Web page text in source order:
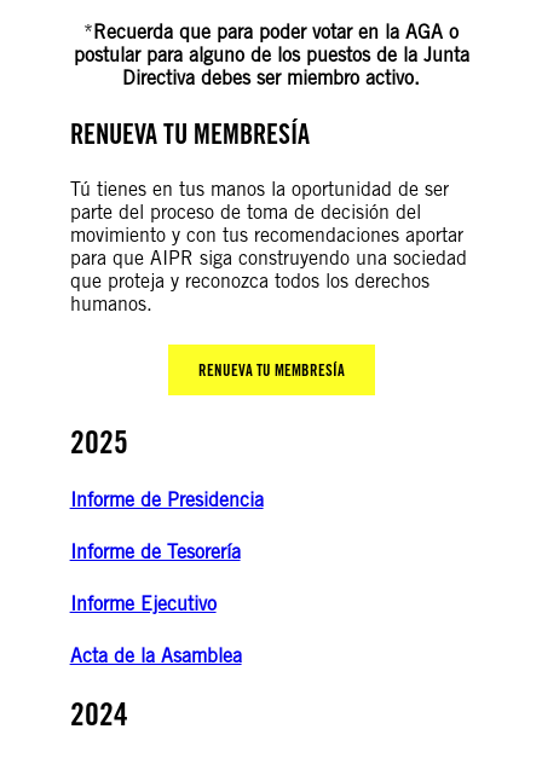
*Recuerda que para poder votar en la AGA o
postular para alguno de los puestos de la Junta
Directiva debes ser miembro activo.
RENUEVA TU MEMBRESÍA
Tú tienes en tus manos la oportunidad de ser
parte del proceso de toma de decisión del
movimiento y con tus recomendaciones aportar
para que AIPR siga construyendo una sociedad
que proteja y reconozca todos los derechos
humanos.
RENUEVA TU MEMBRESÍA
2025
Informe de Presidencia
Informe de Tesorería
Informe Ejecutivo
Acta de la Asamblea
2024